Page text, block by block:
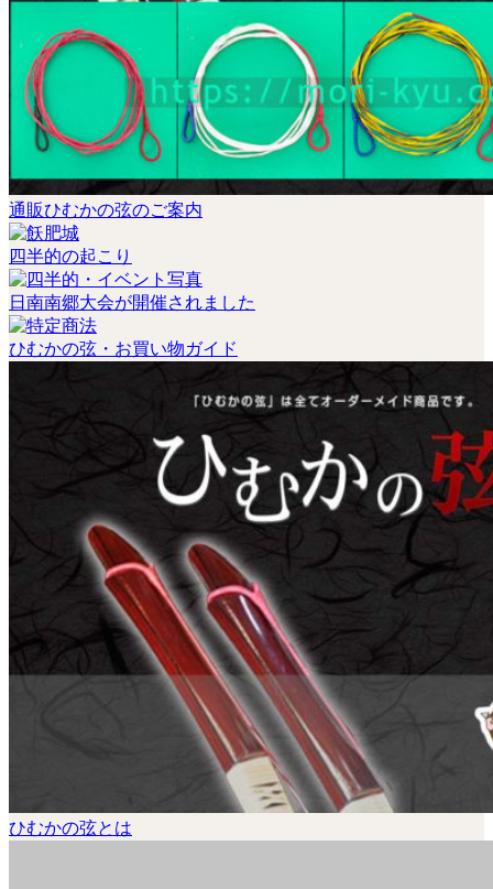
通販ひむかの弦のご案内
四半的の起こり
日南南郷大会が開催されました
ひむかの弦・お買い物ガイド
ひむかの弦とは